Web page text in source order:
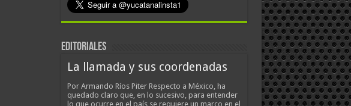
EDITORIALES
La llamada y sus coordenadas
Por Armando Ríos Piter Respecto a México, ha
quedado claro que, en lo sucesivo, para entender
lo que ocurre en el país se requiere un marco en el